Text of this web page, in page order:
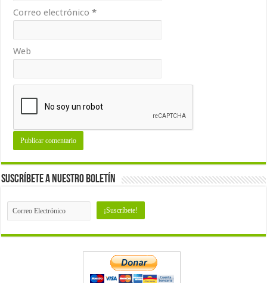
Correo electrónico*
Web
Suscríbete a nuestro Boletín